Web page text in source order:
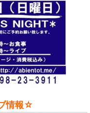
情報☆